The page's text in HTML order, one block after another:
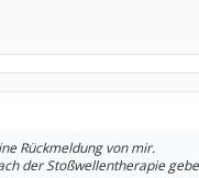
Rückmeldung von mir.
der Stoßwellentherapie